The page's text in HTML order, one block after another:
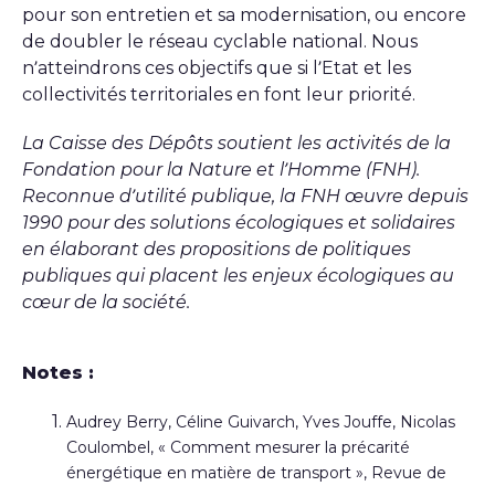
pour son entretien et sa modernisation, ou encore
de doubler le réseau cyclable national. Nous
n’atteindrons ces objectifs que si l’Etat et les
collectivités territoriales en font leur priorité.
La Caisse des Dépôts soutient les activités de la
Fondation pour la Nature et l’Homme (FNH).
Reconnue d’utilité publique, la FNH œuvre depuis
1990 pour des solutions écologiques et solidaires
en élaborant des propositions de politiques
publiques qui placent les enjeux écologiques au
cœur de la société.
Notes :
Audrey Berry, Céline Guivarch, Yves Jouffe, Nicolas
Coulombel, « Comment mesurer la précarité
énergétique en matière de transport », Revue de